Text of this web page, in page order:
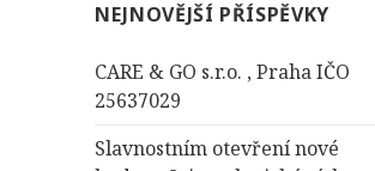
d
v
á
í
NEJNOVĚJŠÍ PŘÍSPĚVKY
CARE & GO s.r.o. , Praha IČO
25637029
Slavnostním otevření nové